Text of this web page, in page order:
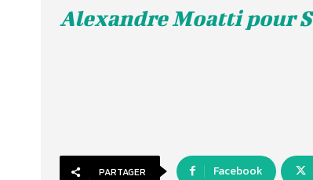
Alexandre Moatti pour
PARTAGER Facebook